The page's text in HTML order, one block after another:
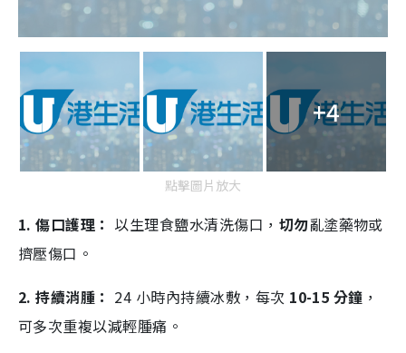
+4
點擊圖片放大
1. 傷口護理： 以生理食鹽水清洗傷口， 切勿亂塗藥物或
擠壓傷口。
2. 持續消腫： 24 小時內持續冰敷，每次 10-15 分鐘 ，
可多次重複以減輕腫痛。